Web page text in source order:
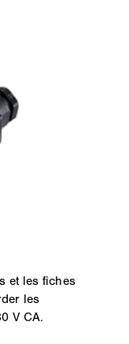
et les fiches
les
V CA.